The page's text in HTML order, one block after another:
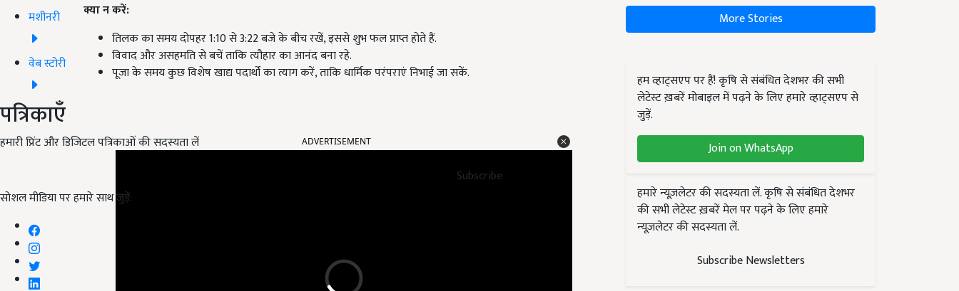
मशीनरी
वेब स्टोरी
पत्रिकाएँ
हमारी प्रिंट और डिजिटल पत्रिकाओं की सदस्यता लें
Subscribe
सोशल मीडिया पर हमारे साथ जुड़ें:
क्या न करें:
तिलक का समय दोपहर 1:10 से 3:22 बजे के बीच रखें, इससे शुभ फल प्राप्त होते हैं.
विवाद और असहमति से बचें ताकि त्यौहार का आनंद बना रहे.
पूजा के समय कुछ विशेष खाद्य पदार्थों का त्याग करें, ताकि धार्मिक परंपराएं निभाई जा सकें.
More Stories
हम व्हाट्सएप पर हैं! कृषि से संबंधित देशभर की सभी
लेटेस्ट ख़बरें मोबाइल में पढ़ने के लिए हमारे व्हाट्सएप से
जुड़ें.
Join on WhatsApp
हमारे न्यूज़लेटर की सदस्यता लें. कृषि से संबंधित देशभर
की सभी लेटेस्ट ख़बरें मेल पर पढ़ने के लिए हमारे
न्यूज़लेटर की सदस्यता लें.
Subscribe Newsletters